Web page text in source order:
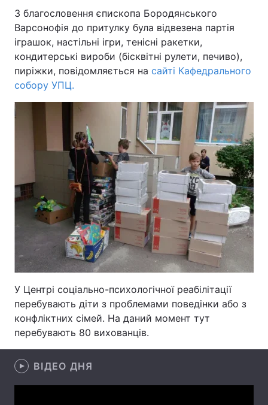
Україна Політика
Економіка Світ
Спорт Наука
Інциденти
Здоров'я Туризм
Погода
Екологія Регіони
Лонгріди
Відео з Youtube Статті
Інтерв'ю Думки
Архів Вакансії
Послуги
З благословення єпископа Бородянського
Варсонофія до притулку була відвезена партія
іграшок, настільні ігри, тенісні ракетки,
кондитерські вироби (бісквітні рулети, печиво),
пиріжки, повідомляється на сайті Кафедрального
собору УПЦ.
У Центрі соціально-психологічної реабілітації
перебувають діти з проблемами поведінки або з
конфліктних сімей. На даний момент тут
перебувають 80 вихованців.
ВІДЕО ДНЯ